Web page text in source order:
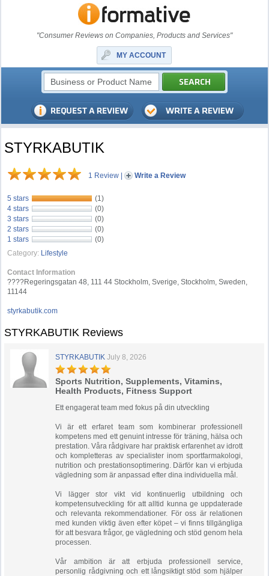
"Consumer Reviews on Companies, Products and Services"
MY ACCOUNT
STYRKABUTIK
1 Review | Write a Review
5 stars
(1)
4 stars
(0)
3 stars
(0)
2 stars
(0)
1 stars
(0)
Category: Lifestyle
Contact Information
????Regeringsgatan 48, 111 44 Stockholm, Sverige, Stockholm, Sweden,
11144
styrkabutik.com
STYRKABUTIK Reviews
STYRKABUTIK July 8, 2026
Sports Nutrition, Supplements, Vitamins,
Health Products, Fitness Support
Ett engagerat team med fokus på din utveckling
Vi är ett erfaret team som kombinerar professionell
kompetens med ett genuint intresse för träning, hälsa och
prestation. Våra rådgivare har praktisk erfarenhet av idrott
och kompletteras av specialister inom sportfarmakologi,
nutrition och prestationsoptimering. Därför kan vi erbjuda
vägledning som är anpassad efter dina individuella mål.
Vi lägger stor vikt vid kontinuerlig utbildning och
kompetensutveckling för att alltid kunna ge uppdaterade
och relevanta rekommendationer. För oss är relationen
med kunden viktig även efter köpet – vi finns tillgängliga
för att besvara frågor, ge vägledning och stöd genom hela
processen.
Vår ambition är att erbjuda professionell service,
personlig rådgivning och ett långsiktigt stöd som hjälper